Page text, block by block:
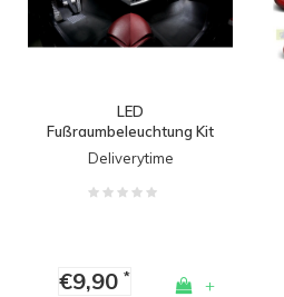
LED
Fußraumbeleuchtung Kit
Weiß für BMW
Deliverytime
€9,90* +